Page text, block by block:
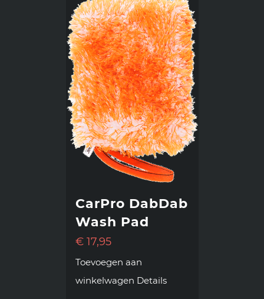
CarPro DabDab
Wash Pad
€17,95
Toevoegen aan
winkelwagen Details